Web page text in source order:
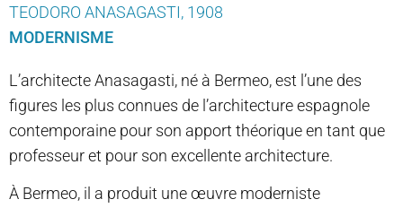
TEODORO ANASAGASTI, 1908
MODERNISME
L’architecte Anasagasti, né à Bermeo, est l’une des
figures les plus connues de l’architecture espagnole
contemporaine pour son apport théorique en tant que
professeur et pour son excellente architecture.
À Bermeo, il a produit une œuvre moderniste